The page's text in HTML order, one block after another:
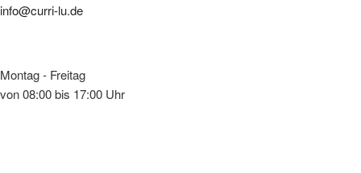
Montag - Freitag
von 08:00 bis 17:00 Uhr
info@curri-lu.de